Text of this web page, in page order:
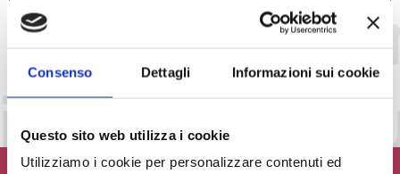
Consenso Dettagli Informazioni sui cookie
Questo sito web utilizza i cookie
Utilizziamo i cookie per personalizzare contenuti ed
INVIA MESSAGGIO